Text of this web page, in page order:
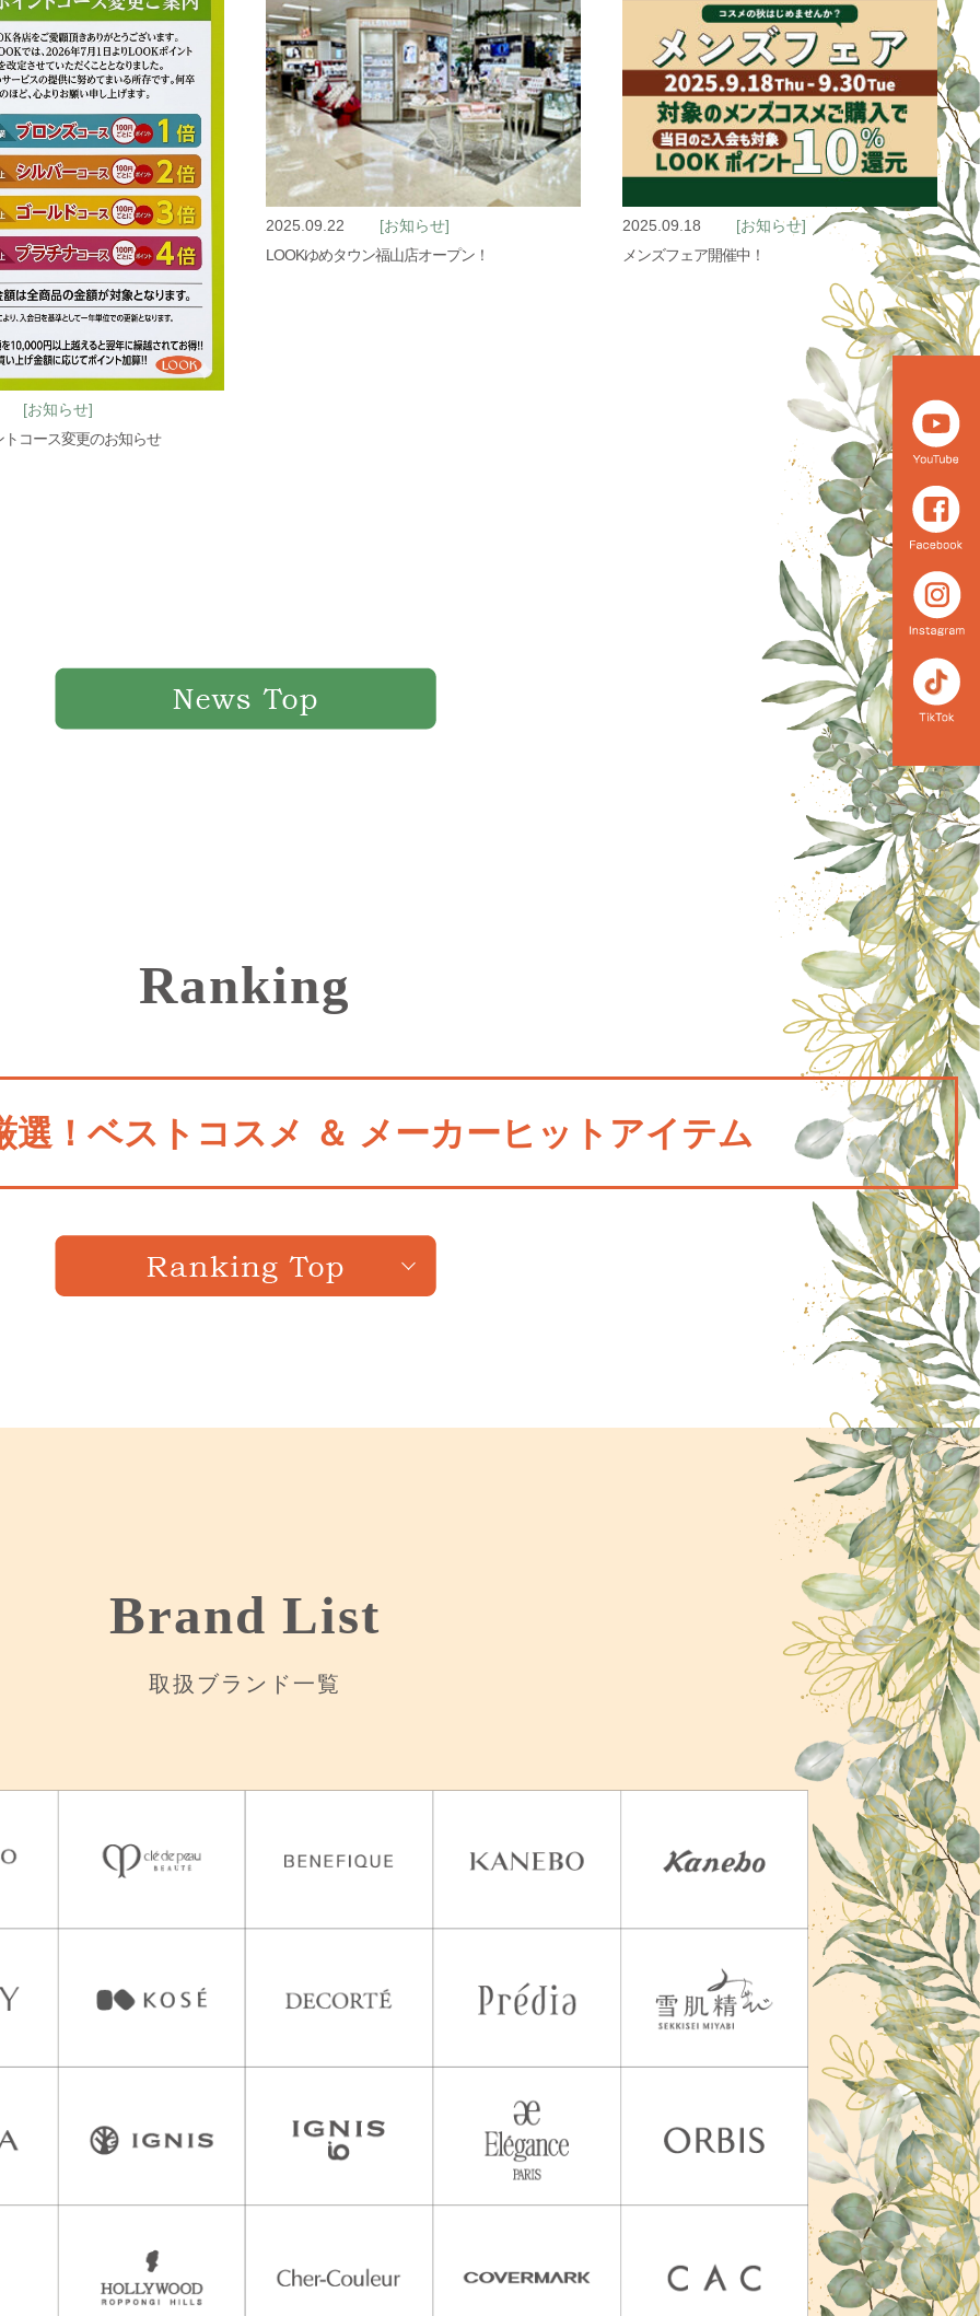
[お知らせ]
トコース変更のお知らせ
2025.09.22
[お知らせ]
LOOKゆめタウン福山店オープン！
2025.09.18
[お知らせ]
メンズフェア開催中！
Ranking
！ ベストコスメ ＆ メーカーヒットアイテム
イオンモール姫路大津店
Brand List
取扱ブランド一覧